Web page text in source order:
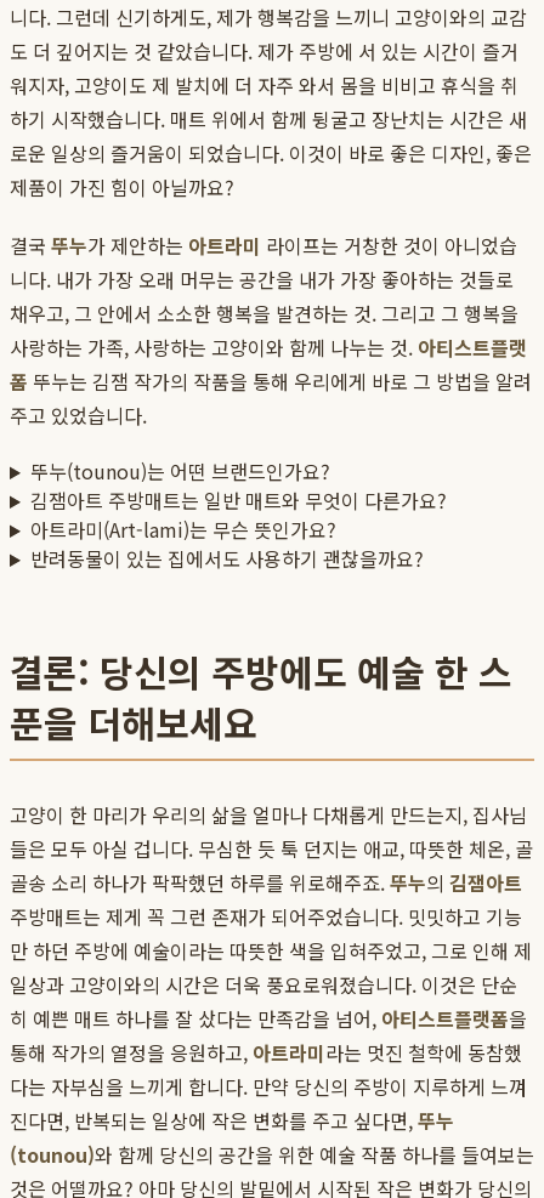
니다. 그런데 신기하게도, 제가 행복감을 느끼니 고양이와의 교감
도 더 깊어지는 것 같았습니다. 제가 주방에 서 있는 시간이 즐거
워지자, 고양이도 제 발치에 더 자주 와서 몸을 비비고 휴식을 취
하기 시작했습니다. 매트 위에서 함께 뒹굴고 장난치는 시간은 새
로운 일상의 즐거움이 되었습니다. 이것이 바로 좋은 디자인, 좋은
제품이 가진 힘이 아닐까요?
결국 뚜누가 제안하는 아트라미 라이프는 거창한 것이 아니었습
니다. 내가 가장 오래 머무는 공간을 내가 가장 좋아하는 것들로
채우고, 그 안에서 소소한 행복을 발견하는 것. 그리고 그 행복을
사랑하는 가족, 사랑하는 고양이와 함께 나누는 것. 아티스트플랫
폼 뚜누는 김잼 작가의 작품을 통해 우리에게 바로 그 방법을 알려
주고 있었습니다.
뚜누(tounou)는 어떤 브랜드인가요?
김잼아트 주방매트는 일반 매트와 무엇이 다른가요?
아트라미(Art-lami)는 무슨 뜻인가요?
반려동물이 있는 집에서도 사용하기 괜찮을까요?
결론: 당신의 주방에도 예술 한 스
푼을 더해보세요
고양이 한 마리가 우리의 삶을 얼마나 다채롭게 만드는지, 집사님
들은 모두 아실 겁니다. 무심한 듯 툭 던지는 애교, 따뜻한 체온, 골
골송 소리 하나가 팍팍했던 하루를 위로해주죠.뚜누의 김잼아트
주방매트는 제게 꼭 그런 존재가 되어주었습니다. 밋밋하고 기능
만 하던 주방에 예술이라는 따뜻한 색을 입혀주었고, 그로 인해 제
일상과 고양이와의 시간은 더욱 풍요로워졌습니다. 이것은 단순
히 예쁜 매트 하나를 잘 샀다는 만족감을 넘어, 아티스트플랫폼을
통해 작가의 열정을 응원하고, 아트라미라는 멋진 철학에 동참했
다는 자부심을 느끼게 합니다. 만약 당신의 주방이 지루하게 느껴
진다면, 반복되는 일상에 작은 변화를 주고 싶다면,뚜누
(tounou)와 함께 당신의 공간을 위한 예술 작품 하나를 들여보는
것은 어떨까요? 아마 당신의 발밑에서 시작된 작은 변화가 당신의